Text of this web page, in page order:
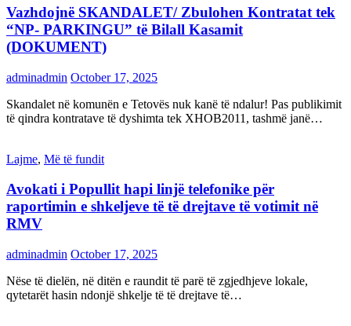
Vazhdojnë SKANDALET/ Zbulohen Kontratat tek
“NP- PARKINGU” të Bilall Kasamit
(DOKUMENT)
adminadmin October 17, 2025
Skandalet në komunën e Tetovës nuk kanë të ndalur! Pas publikimit
të qindra kontratave të dyshimta tek XHOB2011, tashmë janë…
Lajme, Më të fundit
Avokati i Popullit hapi linjë telefonike për
raportimin e shkeljeve të të drejtave të votimit në
RMV
adminadmin October 17, 2025
Nëse të dielën, në ditën e raundit të parë të zgjedhjeve lokale,
qytetarët hasin ndonjë shkelje të të drejtave të…